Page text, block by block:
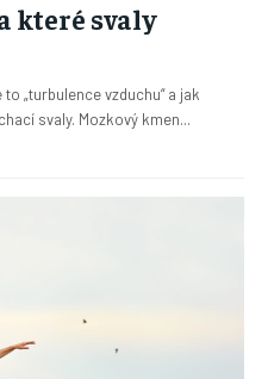
které svaly
„turbulence vzduchu“ a jak
během cvičení ovládat pomocné dýchací svaly. Mozkový kmen...